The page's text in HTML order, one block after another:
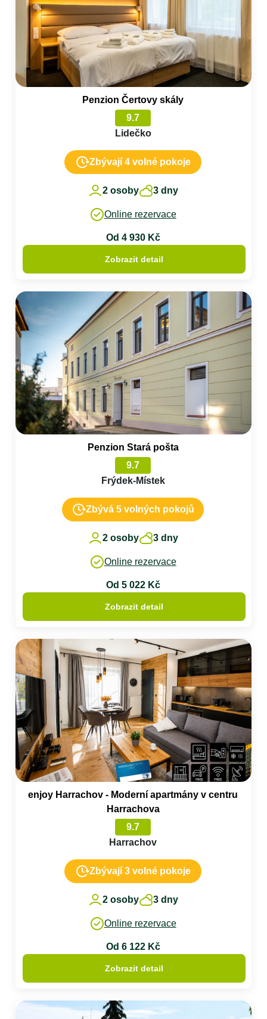
Penzion Čertovy skály
9.7
Lidečko
Zbývají 4 volné pokoje
2 osoby 3 dny
Online rezervace
Od 4 930 Kč
Zobrazit detail
Penzion Stará pošta
9.7
Frýdek-Místek
Zbývá 5 volných pokojů
2 osoby 3 dny
Online rezervace
Od 5 022 Kč
Zobrazit detail
enjoy Harrachov - Moderní apartmány v centru
Harrachova
9.7
Harrachov
Zbývají 3 volné pokoje
2 osoby 3 dny
Online rezervace
Od 6 122 Kč
Zobrazit detail